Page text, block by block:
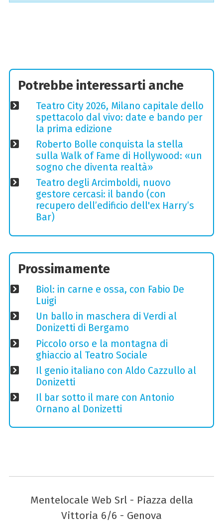
Potrebbe interessarti anche
Teatro City 2026, Milano capitale dello
spettacolo dal vivo: date e bando per
la prima edizione
Roberto Bolle conquista la stella
sulla Walk of Fame di Hollywood: «un
sogno che diventa realtà»
Teatro degli Arcimboldi, nuovo
gestore cercasi: il bando (con
recupero dell’edificio dell'ex Harry’s
Bar)
Prossimamente
Biol: in carne e ossa, con Fabio De
Luigi
Un ballo in maschera di Verdi al
Donizetti di Bergamo
Piccolo orso e la montagna di
ghiaccio al Teatro Sociale
Il genio italiano con Aldo Cazzullo al
Donizetti
Il bar sotto il mare con Antonio
Ornano al Donizetti
Mentelocale Web Srl - Piazza della
Vittoria 6/6 - Genova